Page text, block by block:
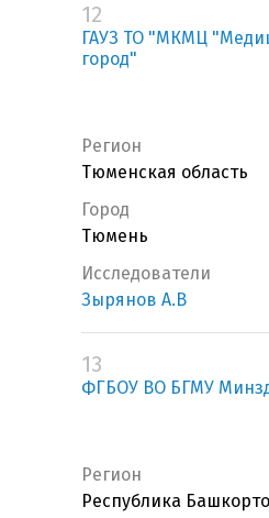
12
ГАУЗ ТО "МКМЦ
город"
Регион
Тюменская область
Город
Тюмень
Исследователи
Зырянов А.В
13
ФГБОУ ВО БГМУ
Регион
Республика